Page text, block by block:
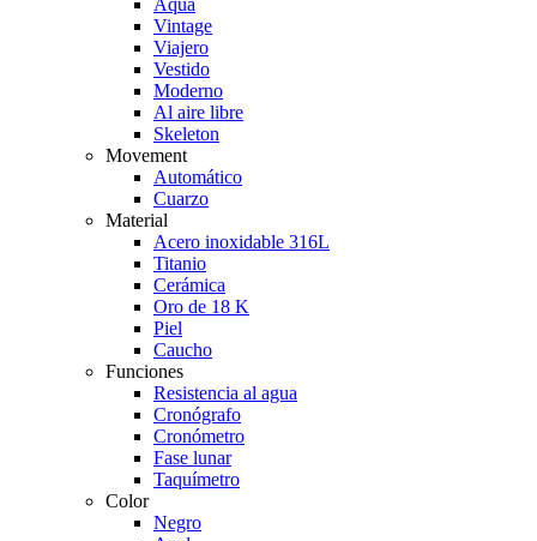
Vintage
Viajero
Vestido
Moderno
Al aire libre
Skeleton
Movement
Automático
Cuarzo
Material
Acero inoxidable 316L
Titanio
Cerámica
Oro de 18 K
Piel
Caucho
Funciones
Resistencia al agua
Cronógrafo
Cronómetro
Fase lunar
Taquímetro
Color
Negro